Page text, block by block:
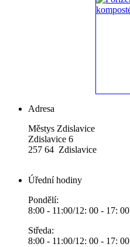
Adresa
Městys Zdislavice
Zdislavice 6
257 64 Zdislavice
Úřední hodiny
Pondělí:
8:00 - 11:00/12: 00 - 17: 00
Středa:
8:00 - 11:00/12: 00 - 17: 00